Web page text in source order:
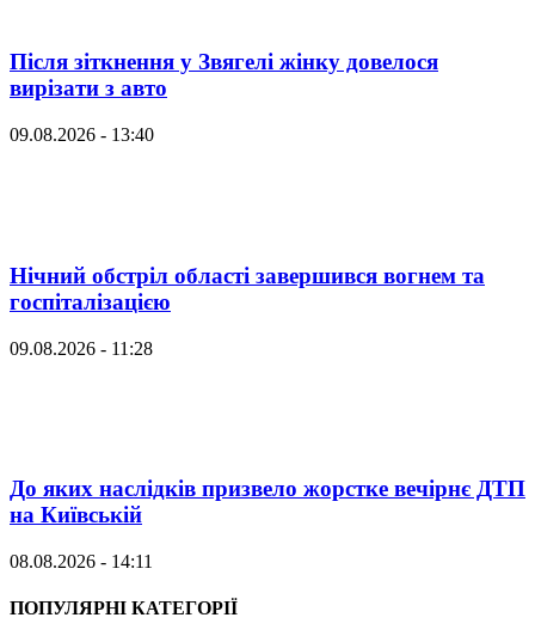
Після зіткнення у Звягелі жінку довелося
вирізати з авто
09.08.2026 - 13:40
Нічний обстріл області завершився вогнем та
госпіталізацією
09.08.2026 - 11:28
До яких наслідків призвело жорстке вечірнє ДТП
на Київській
08.08.2026 - 14:11
ПОПУЛЯРНІ КАТЕГОРІЇ